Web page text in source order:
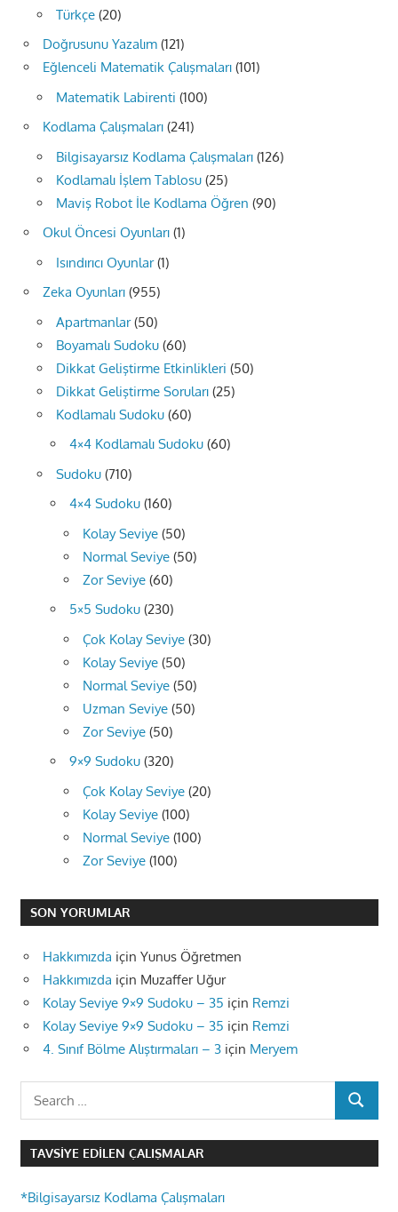
Türkçe (20)
Doğrusunu Yazalım (121)
Eğlenceli Matematik Çalışmaları (101)
Matematik Labirenti (100)
Kodlama Çalışmaları (241)
Bilgisayarsız Kodlama Çalışmaları (126)
Kodlamalı İşlem Tablosu (25)
Maviş Robot İle Kodlama Öğren (90)
Okul Öncesi Oyunları (1)
Isındırıcı Oyunlar(1)
Zeka Oyunları (955)
Apartmanlar(50)
Boyamalı Sudoku (60)
Dikkat Geliştirme Etkinlikleri (50)
Dikkat Geliştirme Soruları (25)
Kodlamalı Sudoku (60)
4×4 Kodlamalı Sudoku (60)
Sudoku (710)
4×4 Sudoku (160)
Kolay Seviye (50)
Normal Seviye (50)
Zor Seviye (60)
5×5 Sudoku (230)
Çok Kolay Seviye (30)
Kolay Seviye (50)
Normal Seviye (50)
Uzman Seviye (50)
Zor Seviye (50)
9×9 Sudoku (320)
Çok Kolay Seviye (20)
Kolay Seviye (100)
Normal Seviye (100)
Zor Seviye (100)
SON YORUMLAR
Hakkımızda için Yunus Öğretmen
Hakkımızda için Muzaffer Uğur
Kolay Seviye 9×9 Sudoku – 35 için Remzi
Kolay Seviye 9×9 Sudoku – 35 için Remzi
4. Sınıf Bölme Alıştırmaları – 3 için Meryem
SEARCH
TAVSIYE EDILEN ÇALIŞMALAR
*Bilgisayarsız Kodlama Çalışmaları